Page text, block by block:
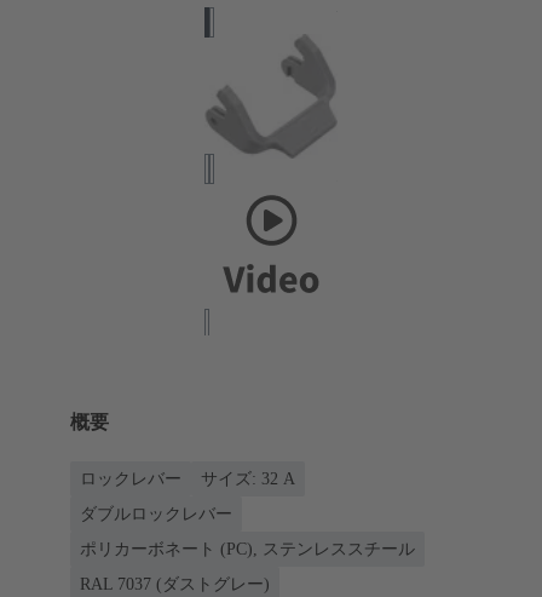
概要
ロックレバー
サイズ: 32 A
ダブルロックレバー
ポリカーボネート (PC), ステンレススチール
RAL 7037 (ダストグレー)